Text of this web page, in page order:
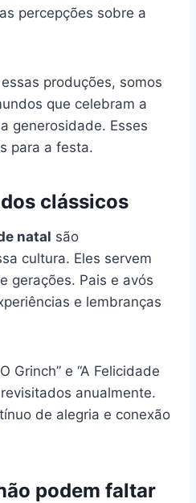
percepções sobre a
produções, somos
que celebram a
generosidade. Esses
para a festa.
clássicos
natal são
cultura. Eles servem
gerações. Pais e avós
e lembranças
Grinch” e “A Felicidade
anualmente.
de alegria e conexão
podem faltar